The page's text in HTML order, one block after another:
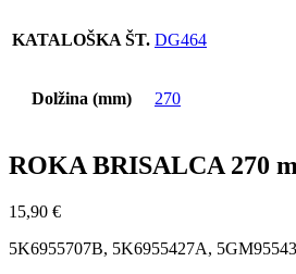
KATALOŠKA ŠT. DG464
Dolžina (mm) 270
ROKA BRISALCA 270
15,90 €
5K6955707B, 5K6955427A,